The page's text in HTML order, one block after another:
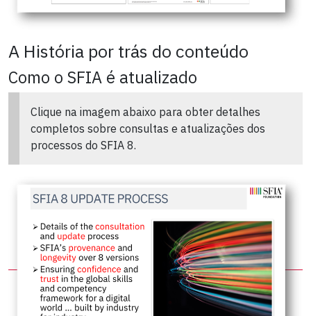
A História por trás do conteúdo
Como o SFIA é atualizado
Clique na imagem abaixo para obter detalhes
completos sobre consultas e atualizações dos
processos do SFIA 8.